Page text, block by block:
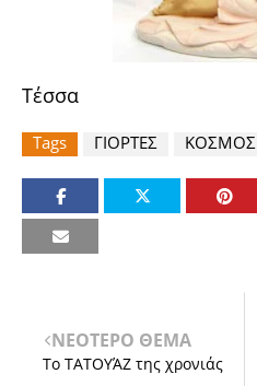
Τέσσα
Tags ΓΙΟΡΤΕΣ ΚΟΣΜΟΣ
ΝΕΟΤΕΡΟ ΘΕΜΑ
Το ΤΑΤΟΥΆΖ της χρονιάς